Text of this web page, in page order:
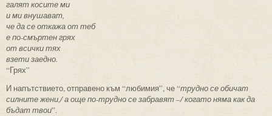
галят косите ми
и ми внушават,
че да се откажа от теб
е по-смъртен грях
от всички тях
взети заедно.
“Грях”
И напътствието, отправено към “любимия”, че “трудно се обичат
силните жени,/ а още по-трудно се забравят –/ когато няма как да
бъдат твои”.